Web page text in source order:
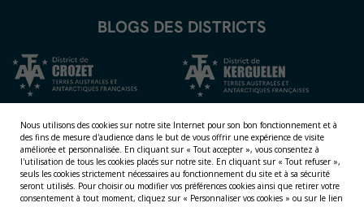
BLOGS DES DISTRICTS
Nous utilisons des cookies sur notre site Internet pour son bon fonctionnement et à
des fins de mesure d'audience dans le but de vous offrir une expérience de visite
améliorée et personnalisée. En cliquant sur « Tout accepter », vous consentez à
l'utilisation de tous les cookies placés sur notre site. En cliquant sur « Tout refuser »,
seuls les cookies strictement nécessaires au fonctionnement du site et à sa sécurité
seront utilisés. Pour choisir ou modifier vos préférences cookies ainsi que retirer votre
consentement à tout moment, cliquez sur « Personnaliser vos cookies » ou sur le lien